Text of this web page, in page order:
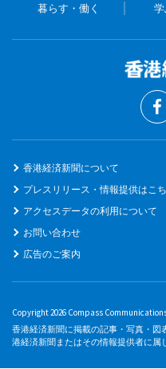
暮らす・働く
香港経済新聞について
プレスリリース・情報提供はこ
アクセスデータの利用について
お問い合わせ
広告のご案内
Copyright 2026 Compass
香港経済新聞に掲載の記事・写真・図
港経済新聞またはその情報提供者に属